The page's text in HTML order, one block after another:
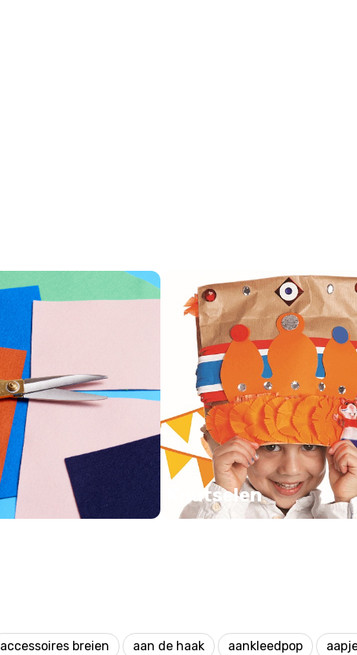
Knutselen
accessoires breien aan de haak aankleedpop